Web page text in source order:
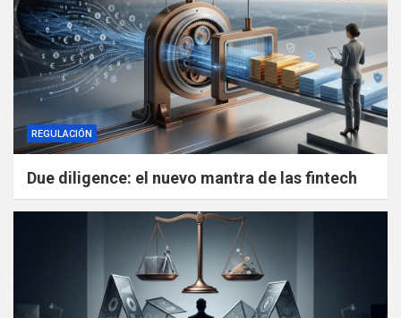
REGULACIÓN
Due diligence: el nuevo mantra de las fintech